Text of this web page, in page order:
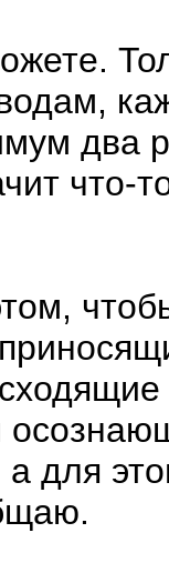
два
что-
а для